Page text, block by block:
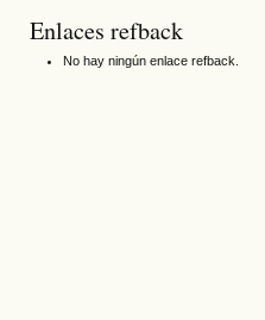
Enlaces refback
No hay ningún enlace refback.